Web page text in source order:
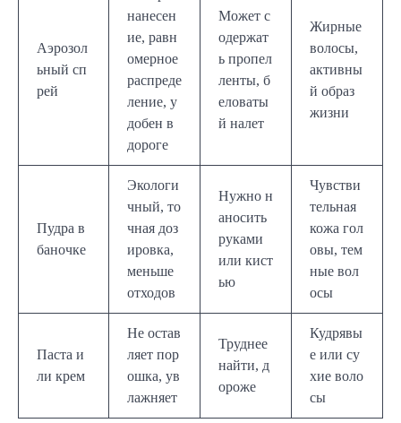
Аэрозол
ьный сп
рей
нанесен
ие, равн
омерное
распреде
ление, у
добен в
дороге
Может с
одержат
ь пропел
ленты, б
еловаты
й налет
Жирные
волосы,
активны
й образ
жизни
Пудра в
баночке
Экологи
чный, то
чная доз
ировка,
меньше
отходов
Нужно н
аносить
руками
или кист
ью
Чувстви
тельная
кожа гол
овы, тем
ные вол
осы
Паста и
ли крем
Не остав
ляет пор
ошка, ув
лажняет
Труднее
найти, д
ороже
Кудрявы
е или су
хие воло
сы